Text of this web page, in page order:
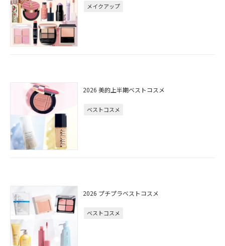
メイクアップ
2026 美的上半期ベストコスメ
ベストコスメ
2026 プチプラベストコスメ
ベストコスメ